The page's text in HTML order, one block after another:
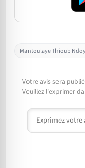
Mantoulaye Thioub
Votre avis sera
Veuillez l'exprimer
Commentaire